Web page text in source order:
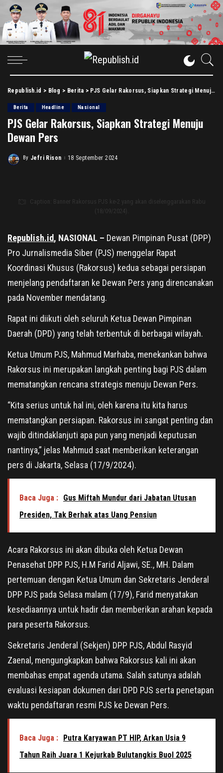
Republish.id > Blog > Berita > PJS Gelar Rakorsus, Siapkan Strategi Menuju Dewan Pers
Berita Headline Nasional
PJS Gelar Rakorsus, Siapkan Strategi Menuju
Dewan Pers
Posted
By Jefri Rison 18 September 2024
Caption: Banner Rakorsus PJS ke-2 yang akan diselenggarakan Rabu
(18/09/2024).
Republish.id, NASIONAL – Dewan Pimpinan Pusat (DPP)
Pro Jurnalismedia Siber (PJS) menggelar Rapat
Koordinasi Khusus (Rakorsus) kedua sebagai persiapan
menjelang pendaftaran ke Dewan Pers yang direncanakan
pada November mendatang.
Rapat ini diikuti oleh seluruh Ketua Dewan Pimpinan
Daerah (DPD) yang telah terbentuk di berbagai wilayah.
Ketua Umum PJS, Mahmud Marhaba, menekankan bahwa
Rakorsus ini merupakan langkah penting bagi PJS dalam
mematangkan rencana strategis menuju Dewan Pers.
“Kita serius untuk hal ini, oleh karena itu kita harus
mematangkan persiapan. Rakorsus ini sangat penting dan
wajib ditindaklanjuti apa pun yang menjadi keputusan
nantinya,” jelas Mahmud saat memberikan keterangan
pers di Jakarta, Selasa (17/9/2024).
Baca Juga : Gus Miftah Mundur dari Jabatan Utusan
Presiden, Tak Berhak atas Uang Pensiun
Acara Rakorsus ini akan dibuka oleh Ketua Dewan
Penasehat DPP PJS, H.M Farid Aljawi, SE., MH. Dalam
pertemuan dengan Ketua Umum dan Sekretaris Jenderal
DPP PJS pada Selasa malam (17/9), Farid menyatakan
kesediaannya untuk hadir dan memberikan arahan kepada
para peserta Rakorsus.
Sekretaris Jenderal (Sekjen) DPP PJS, Abdul Rasyid
Zaenal, mengungkapkan bahwa Rakorsus kali ini akan
membahas empat agenda utama. Salah satunya adalah
evaluasi kesiapan dokumen dari DPD PJS serta penetapan
waktu pendaftaran resmi PJS ke Dewan Pers.
Baca Juga : Putra Karyawan PT HIP, Arkan Usia 9
Tahun Raih Juara 1 Kejurkab Bulutangkis Buol 2025